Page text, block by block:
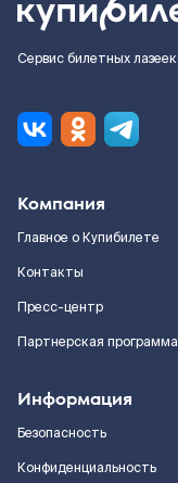
Сервис билетных лазеек
Компания
Главное о Купибилете
Контакты
Пресс-центр
Партнерская программа
Информация
Безопасность
Конфиденциальность